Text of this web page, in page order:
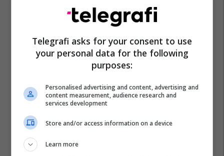
Telegrafi asks for your consent to use
your personal data for the following
purposes:
Personalised advertising and content, advertising and
content measurement, audience research and
services development
Store and/or access information on a device
Learn more